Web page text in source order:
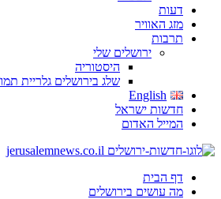
דעות
מזג האוויר
תרבות
ירושלים שלי
היסטוריה
שלג בירושלים גלריית
English
חדשות ישראל
המייל האדום
דף הבית
מה עושים בירושלים